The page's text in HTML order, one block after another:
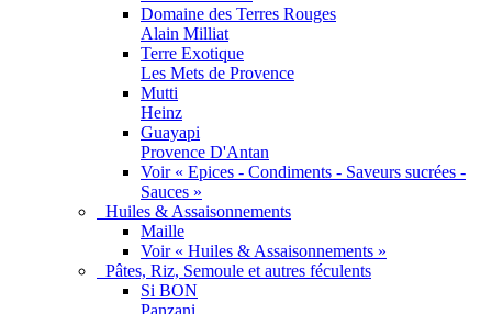
Domaine des Terres Rouges
Alain Milliat
Terre Exotique
Les Mets de Provence
Mutti
Heinz
Guayapi
Provence D'Antan
Voir « Epices - Condiments - Saveurs sucrées -
Sauces »
Huiles & Assaisonnements
Maille
Voir « Huiles & Assaisonnements »
Pâtes, Riz, Semoule et autres féculents
Si BON
Panzani